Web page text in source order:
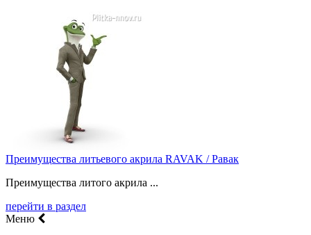
Преимущества литьевого акрила RAVAK / Равак
Преимущества литого акрила ...
перейти в раздел
Меню